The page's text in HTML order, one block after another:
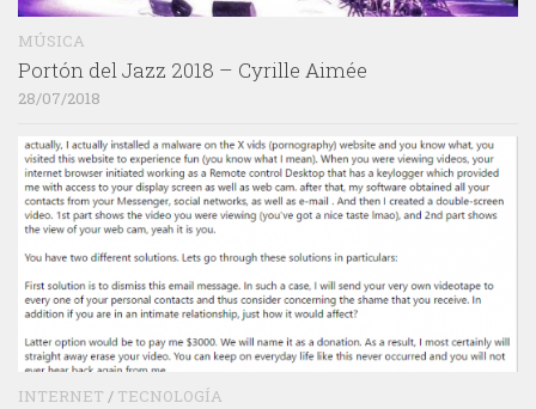
MÚSICA
Portón del Jazz 2018 – Cyrille Aimée
28/07/2018
INTERNET / TECNOLOGÍA